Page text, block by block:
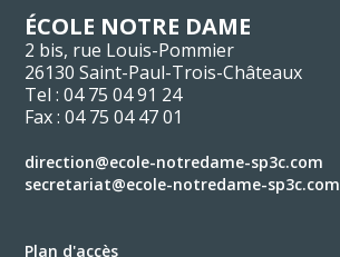
ÉCOLE NOTRE DAME
2 bis, rue Louis-Pommier
26130 Saint-Paul-Trois-Châteaux
Tel : 04 75 04 91 24
Fax : 04 75 04 47 01
direction@ecole-notredame-sp3c.com
secretariat@ecole-notredame-sp3c.com
Plan d'accès